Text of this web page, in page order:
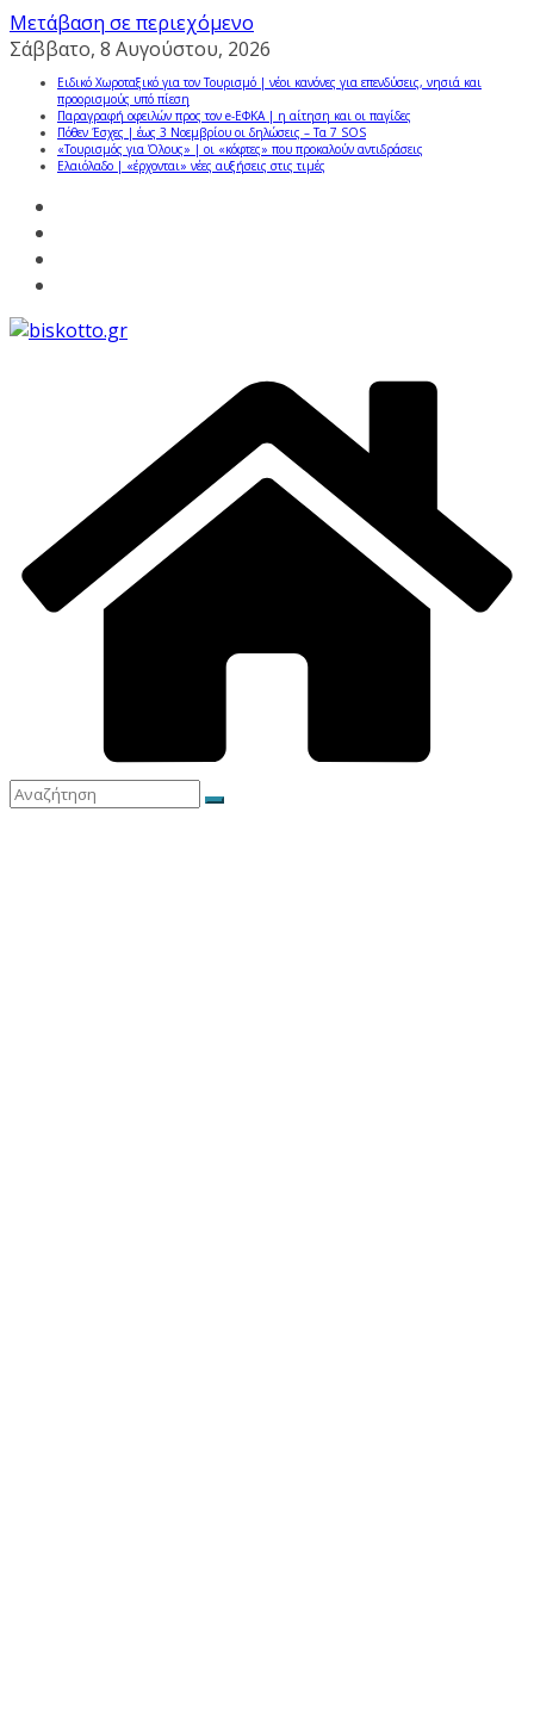
Μετάβαση σε περιεχόμενο
Σάββατο, 8 Αυγούστου, 2026
Ειδικό Χωροταξικό για τον Τουρισμό | νέοι κανόνες για επενδύσεις, νησιά και
προορισμούς υπό πίεση
Παραγραφή οφειλών προς τον e-ΕΦΚΑ | η αίτηση και οι παγίδες
Πόθεν Έσχες | έως 3 Νοεμβρίου οι δηλώσεις – Τα 7 SOS
«Τουρισμός για Όλους» | οι «κόφτες» που προκαλούν αντιδράσεις
Ελαιόλαδο | «έρχονται» νέες αυξήσεις στις τιμές